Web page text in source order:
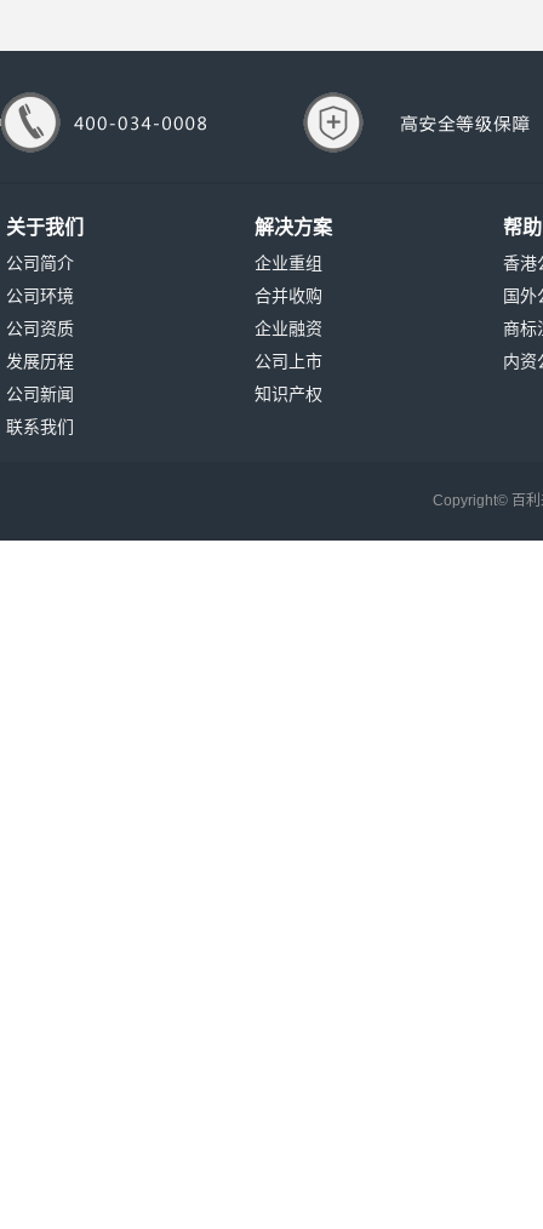
关于我们
公司简介
公司环境
公司资质
发展历程
公司新闻
联系我们
解决方案
企业重组
合并收购
企业融资
公司上市
知识产权
帮
香港
国外
商标
内资
Copyright© 百